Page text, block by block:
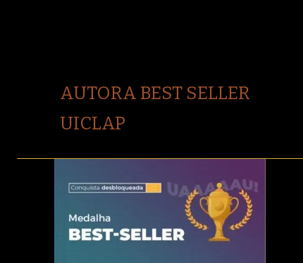
AUTORA BEST SELLER
UICLAP